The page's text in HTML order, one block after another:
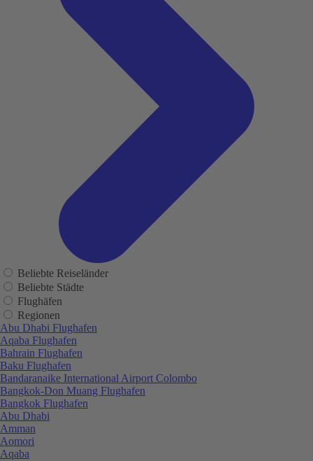
Beliebte Reiseländer
Beliebte Städte
Flughäfen
Regionen
Abu Dhabi Flughafen
Aqaba Flughafen
Bahrain Flughafen
Baku Flughafen
Bandaranaike International Airport Colombo
Bangkok-Don Muang Flughafen
Bangkok Flughafen
Abu Dhabi
Amman
Aomori
Aqaba